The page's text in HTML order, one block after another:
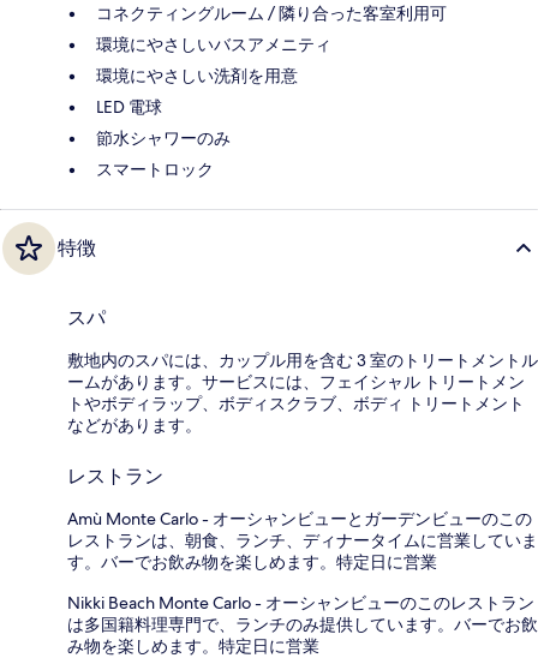
コネクティングルーム / 隣り合った客室利用可
環境にやさしいバスアメニティ
環境にやさしい洗剤を用意
LED 電球
節水シャワーのみ
スマートロック
特徴
スパ
敷地内のスパには、カップル用を含む 3 室のトリートメントル
ームがあります。サービスには、フェイシャル トリートメン
トやボディラップ、ボディスクラブ、ボディ トリートメント
などがあります。
レストラン
Amù Monte Carlo - オーシャンビューとガーデンビューのこの
レストランは、朝食、ランチ、ディナータイムに営業していま
す。バーでお飲み物を楽しめます。特定日に営業
Nikki Beach Monte Carlo - オーシャンビューのこのレストラン
は多国籍料理専門で、ランチのみ提供しています。バーでお飲
み物を楽しめます。特定日に営業